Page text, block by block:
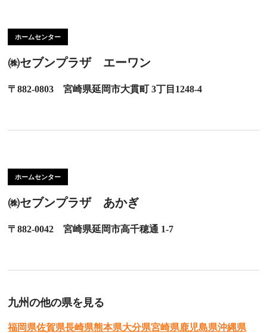
ホームセンター
㈱セブンプラザ エーワン
〒882-0803 宮崎県延岡市大貫町 3丁目1248-4
ホームセンター
㈱セブンプラザ あかぎ
〒882-0042 宮崎県延岡市高千穂通 1-7
九州の他の県を見る
福岡県佐賀県長崎県熊本県大分県宮崎県鹿児島県沖縄県